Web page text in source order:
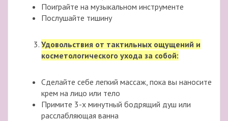
Поиграйте на музыкальном инструменте
Послушайте тишину
Удовольствия от тактильных ощущений и
косметологического ухода за собой:
Сделайте себе легкий массаж, пока вы наносите
крем на лицо или тело
Примите 3-х минутный бодрящий душ или
расслабляющая ванна